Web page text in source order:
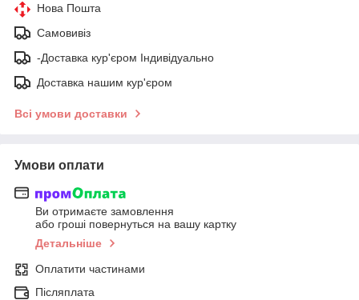
Нова Пошта
Самовивіз
-Доставка кур'єром Індивідуально
Доставка нашим кур'єром
Всі умови доставки
Умови оплати
Ви отримаєте замовлення
або гроші повернуться на вашу картку
Детальніше
Оплатити частинами
Післяплата